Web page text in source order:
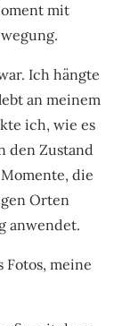
mit
Ich hängte
an meinem
ich, wie es
den Zustand
die
Orten
anwendet.
Fotos, meine